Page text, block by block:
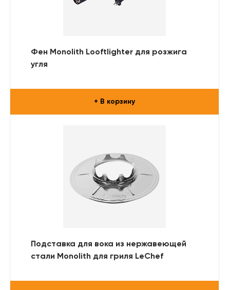
Фен Monolith Looftlighter для розжига
угля
+ В корзину
Подставка для вока из нержавеющей
стали Monolith для гриля LeChef